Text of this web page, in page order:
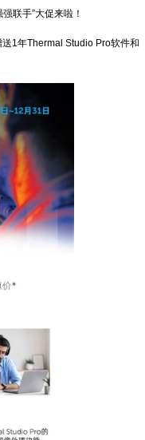
联手”大促来啦！
1年Thermal Studio Pro软件和